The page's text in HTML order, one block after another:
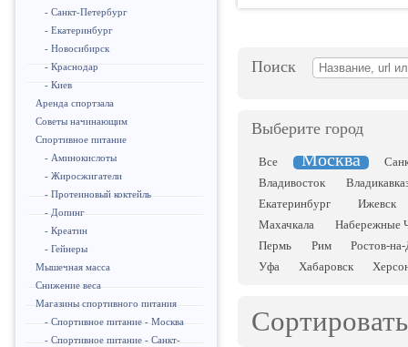
- Санкт-Петербург
- Екатеринбург
- Новосибирск
- Краснодар
- Киев
Аренда спортзала
Советы начинающим
Спортивное питание
- Аминокислоты
- Жиросжигатели
- Протеиновый коктейль
- Допинг
- Креатин
- Гейнеры
Мышечная масса
Снижение веса
Магазины спортивного питания
- Спортивное питание - Москва
- Спортивное питание - Санкт-
Поиск
Выберите город
Все Москва
Владивосток
Екатеринбург
Ижевск
Махачкала
Набережные
Пермь
Рим
Ростов-
Уфа
Хабаровск